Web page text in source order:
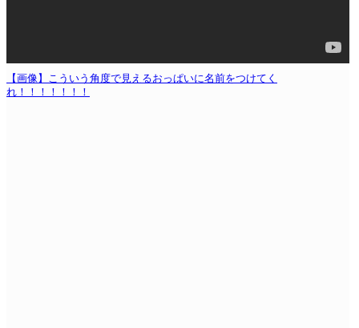
【画像】こういう角度で見えるおっぱいに名前をつけてく
れ！！！！！！！